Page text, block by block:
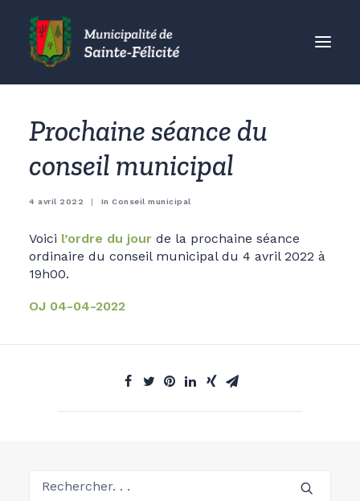
MUNICIPALITÉ
CITOYENS
ORGANISMES
ACCUEIL
ACTUALITÉS
CONTACT
Prochaine séance du
conseil municipal
4 avril 2022 | In Conseil municipal
Voici l’ordre du jour de la prochaine séance
ordinaire du conseil municipal du 4 avril 2022 à
19h00.
OJ 04-04-2022